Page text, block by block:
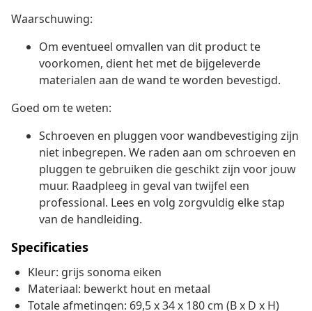
Waarschuwing:
Om eventueel omvallen van dit product te
voorkomen, dient het met de bijgeleverde
materialen aan de wand te worden bevestigd.
Goed om te weten:
Schroeven en pluggen voor wandbevestiging zijn
niet inbegrepen. We raden aan om schroeven en
pluggen te gebruiken die geschikt zijn voor jouw
muur. Raadpleeg in geval van twijfel een
professional. Lees en volg zorgvuldig elke stap
van de handleiding.
Specificaties
Kleur: grijs sonoma eiken
Materiaal: bewerkt hout en metaal
Totale afmetingen: 69,5 x 34 x 180 cm (B x D x H)